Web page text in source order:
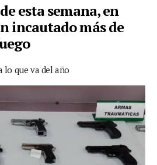
esta semana, en
incautado más de
lo que va del año